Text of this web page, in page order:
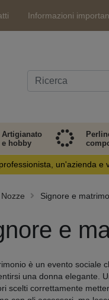
Informazioni
Artigianato
e hobby
un'azienda e
Nozze Signore e
e
è un evento sociale
una donna elegante.
scelti correttamente